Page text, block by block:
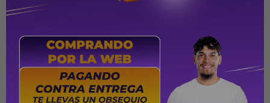
libremente como un coche de pedales. Simplemente
Piso removible: convierte rápidamente el juguete entre
las funciones RIDE y PEDAL.
Varilla orientable y desmontable.
Capota plegable, retráctil y desmontable.